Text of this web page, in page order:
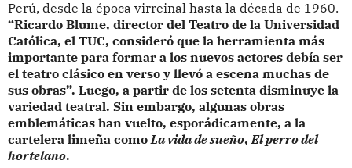
Perú, desde la época virreinal hasta la década de 1960.
“Ricardo Blume, director del Teatro de la Universidad
Católica, el TUC, consideró que la herramienta más
importante para formar a los nuevos actores debía ser
el teatro clásico en verso y llevó a escena muchas de
sus obras”. Luego, a partir de los setenta disminuye la
variedad teatral. Sin embargo, algunas obras
emblemáticas han vuelto, esporádicamente, a la
cartelera limeña como La vida de sueño, El perro del
hortelano.